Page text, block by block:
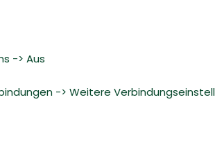
-> Aus
-> Weitere